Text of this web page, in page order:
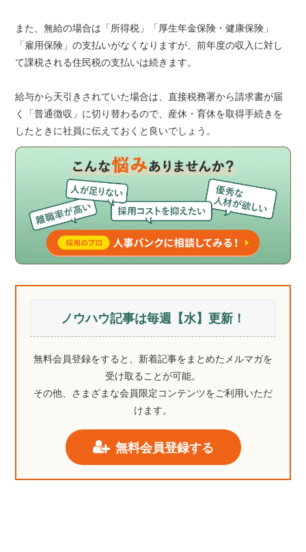
また、無給の場合は「所得税」「厚生年金保険・健康保険」
「雇用保険」の支払いがなくなりますが、前年度の収入に対し
て課税される住民税の支払いは続きます。
給与から天引きされていた場合は、直接税務署から請求書が届
く「普通徴収」に切り替わるので、産休・育休を取得手続きを
したときに社員に伝えておくと良いでしょう。
ノウハウ記事は毎週【水】更新！
無料会員登録をすると、新着記事をまとめたメルマガを
受け取ることが可能。
その他、さまざまな会員限定コンテンツをご利用いただ
けます。
無料会員登録する